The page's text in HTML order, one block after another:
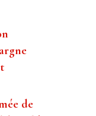
de